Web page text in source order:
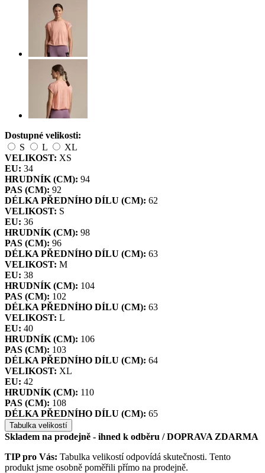
Dostupné velikosti:
S
L
XL
VELIKOST: XS
EU: 34
HRUDNÍK (CM): 94
PAS (CM): 92
DÉLKA PŘEDNÍHO DÍLU (CM): 62
VELIKOST: S
EU: 36
HRUDNÍK (CM): 98
PAS (CM): 96
DÉLKA PŘEDNÍHO DÍLU (CM): 63
VELIKOST: M
EU: 38
HRUDNÍK (CM): 104
PAS (CM): 102
DÉLKA PŘEDNÍHO DÍLU (CM): 63
VELIKOST: L
EU: 40
HRUDNÍK (CM): 106
PAS (CM): 103
DÉLKA PŘEDNÍHO DÍLU (CM): 64
VELIKOST: XL
EU: 42
HRUDNÍK (CM): 110
PAS (CM): 108
DÉLKA PŘEDNÍHO DÍLU (CM): 65
Tabulka velikostí
Skladem na prodejně - ihned k odběru / DOPRAVA ZDARMA
TIP pro Vás: Tabulka velikostí odpovídá skutečnosti. Tento
produkt jsme osobně poměřili přímo na prodejně.